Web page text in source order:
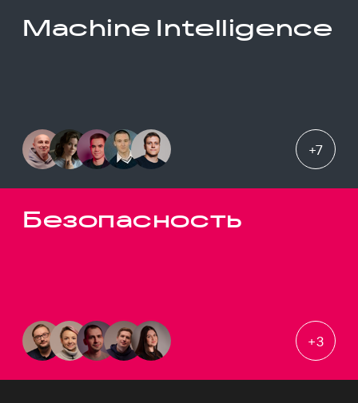
Machine Intelligence
+7
Безопасность
+3